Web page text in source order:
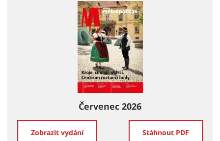
Červenec 2026
Zobrazit vydání Stáhnout PDF